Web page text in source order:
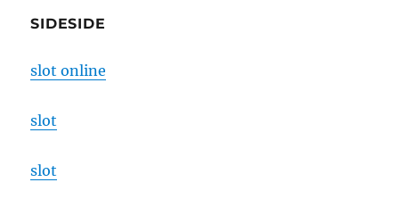
SIDESIDE
slot online
slot
slot